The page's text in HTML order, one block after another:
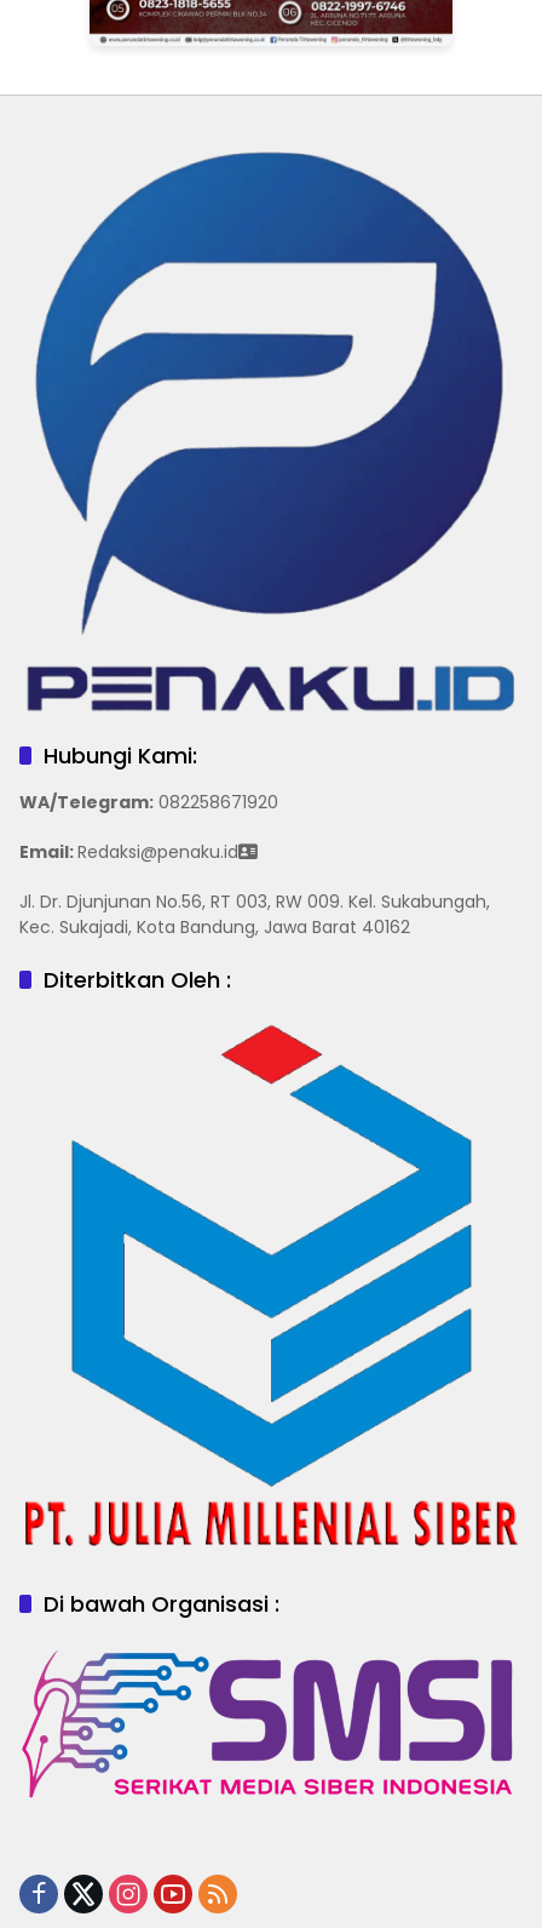
Hubungi Kami:
WA/Telegram: 082258671920
Email:Redaksi@penaku.id
Jl. Dr. Djunjunan No.56, RT 003, RW 009. Kel. Sukabungah,
Kec. Sukajadi, Kota Bandung, Jawa Barat 40162
Diterbitkan Oleh :
Di bawah Organisasi :